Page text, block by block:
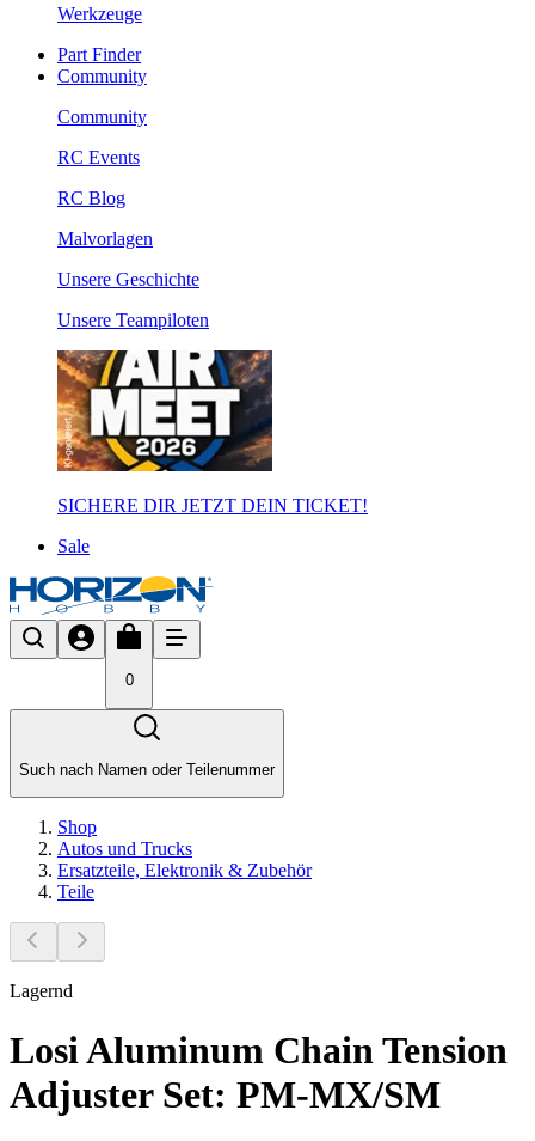
Werkzeuge
Part Finder
Community
Community
RC Events
RC Blog
Malvorlagen
Unsere Geschichte
Unsere Teampiloten
SICHERE DIR JETZT DEIN TICKET!
Sale
0
Such nach Namen oder Teilenummer
Shop
Autos und Trucks
Ersatzteile, Elektronik & Zubehör
Teile
Lagernd
Losi Aluminum Chain Tension
Adjuster Set: PM-MX/SM